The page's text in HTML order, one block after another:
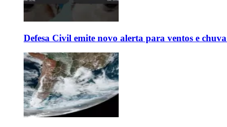
Defesa Civil emite novo alerta para ventos e